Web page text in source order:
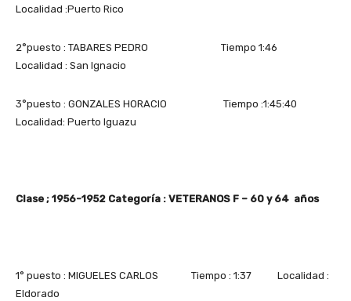
Localidad :Puerto Rico
2°puesto : TABARES PEDRO Tiempo 1:46
Localidad : San Ignacio
3°puesto : GONZALES HORACIO Tiempo :1:45:40
Localidad: Puerto Iguazu
Clase ; 1956-1952 Categoría : VETERANOS F – 60 y 64 años
1° puesto : MIGUELES CARLOS Tiempo : 1:37 Localidad :
Eldorado